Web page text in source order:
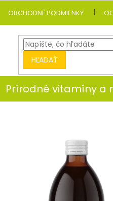
OBCHODNÉ PODMIENKY
HĽADAŤ
Prírodné vitamíny a